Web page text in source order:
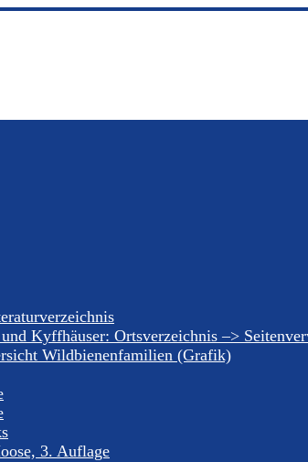
Kyffhäuser: Ortsverzeichnis –>
Wildbienenfamilien (Grafik)
3. Auflage